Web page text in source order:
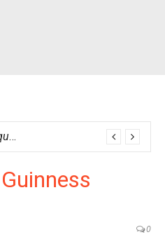
Crisis ambiental: por qué no podemos parar el calentamiento global
0